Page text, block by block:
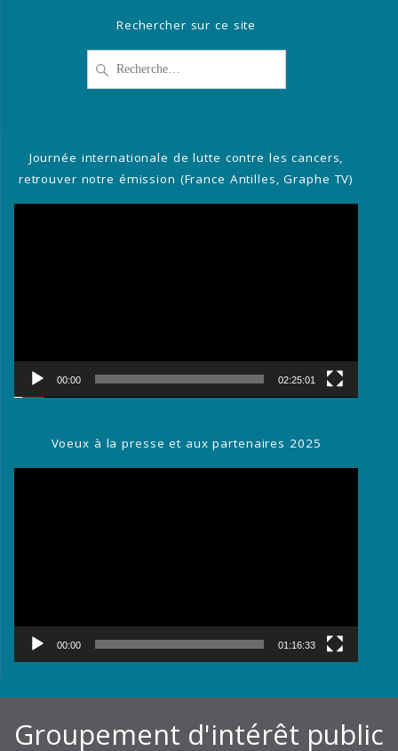
Rechercher sur ce site
pour
Journée internationale de lutte contre les cancers,
retrouver notre émission (France Antilles, Graphe TV)
00:00 02:25:01
Voeux à la presse et aux partenaires 2025
00:00 01:16:33
Groupement d'intérêt public